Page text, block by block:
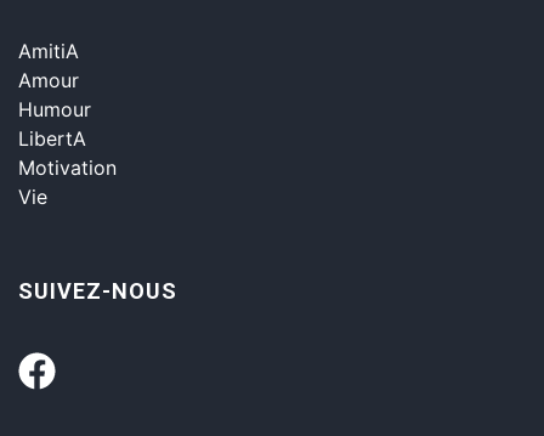
AmitiA
Amour
Humour
LibertA
Motivation
Vie
SUIVEZ-NOUS